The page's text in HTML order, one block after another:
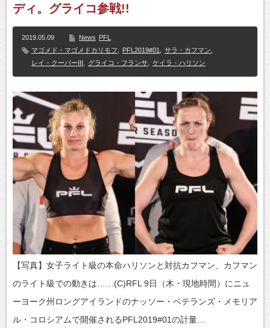
ディ。グライコ参戦!!
2019.05.09 News
PFL
マゴメド・マゴメドカリモフ
PFL2019#01 サラ・カフマン
レイ・クーパーIII
グライコ・フランサ ケイラ・ハリソン
【写真】女子ライト級の本命ハリソンと対抗カフマン、カフマン
のライト級での動きは……(C)RFL 9日（木・現地時間）にニュ
ーヨーク州ロングアイランドのナッソー・ベテランズ・メモリア
ル・コロシアムで開催されるPFL2019#01の計量…